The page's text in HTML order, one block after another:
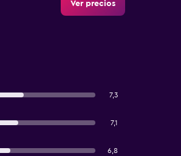
Ver precios
7,3
7,1
6,8